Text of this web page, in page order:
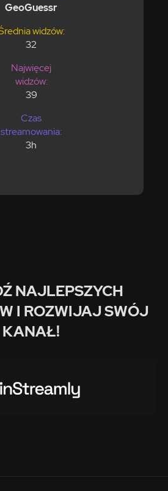
GeoGuessr
widzów:
32
Najwięcej
widzów:
39
Czas
streamowania:
3h
NAJLEPSZYCH
I ROZWIJAJ SWÓJ
KANAŁ!